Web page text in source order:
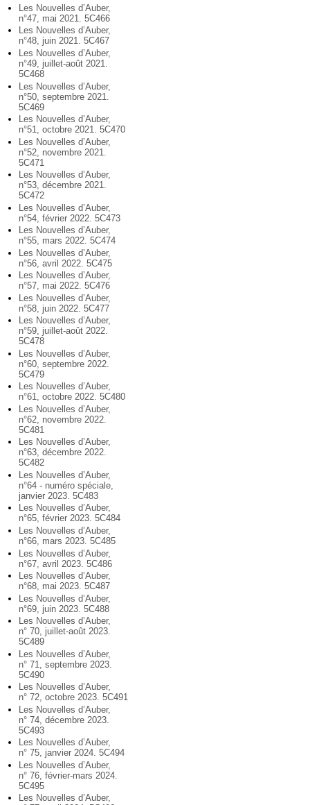
Les Nouvelles d’Auber,
n°47, mai 2021. 5C466
Les Nouvelles d’Auber,
n°48, juin 2021. 5C467
Les Nouvelles d’Auber,
n°49, juillet-août 2021.
5C468
Les Nouvelles d’Auber,
n°50, septembre 2021.
5C469
Les Nouvelles d’Auber,
n°51, octobre 2021. 5C470
Les Nouvelles d’Auber,
n°52, novembre 2021.
5C471
Les Nouvelles d’Auber,
n°53, décembre 2021.
5C472
Les Nouvelles d’Auber,
n°54, février 2022. 5C473
Les Nouvelles d’Auber,
n°55, mars 2022. 5C474
Les Nouvelles d’Auber,
n°56, avril 2022. 5C475
Les Nouvelles d’Auber,
n°57, mai 2022. 5C476
Les Nouvelles d’Auber,
n°58, juin 2022. 5C477
Les Nouvelles d’Auber,
n°59, juillet-août 2022.
5C478
Les Nouvelles d’Auber,
n°60, septembre 2022.
5C479
Les Nouvelles d’Auber,
n°61, octobre 2022. 5C480
Les Nouvelles d’Auber,
n°62, novembre 2022.
5C481
Les Nouvelles d’Auber,
n°63, décembre 2022.
5C482
Les Nouvelles d’Auber,
n°64 - numéro spéciale,
janvier 2023. 5C483
Les Nouvelles d’Auber,
n°65, février 2023. 5C484
Les Nouvelles d’Auber,
n°66, mars 2023. 5C485
Les Nouvelles d’Auber,
n°67, avril 2023. 5C486
Les Nouvelles d’Auber,
n°68, mai 2023. 5C487
Les Nouvelles d’Auber,
n°69, juin 2023. 5C488
Les Nouvelles d’Auber,
n° 70, juillet-août 2023.
5C489
Les Nouvelles d’Auber,
n° 71, septembre 2023.
5C490
Les Nouvelles d’Auber,
n° 72, octobre 2023. 5C491
Les Nouvelles d’Auber,
n° 74, décembre 2023.
5C493
Les Nouvelles d’Auber,
n° 75, janvier 2024. 5C494
Les Nouvelles d’Auber,
n° 76, février-mars 2024.
5C495
Les Nouvelles d’Auber,